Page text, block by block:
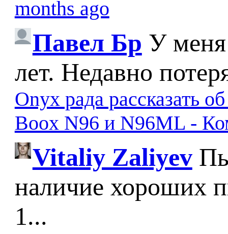
months ago
Павел Бр У меня
лет. Недавно
Onyx рада рассказать
Boox N96 и N96ML -
Vitaliy Zaliyev
наличие хороших
1...